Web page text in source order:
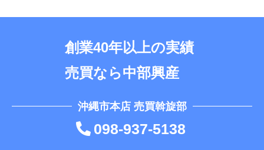
創業40年以上の実績
売買なら中部興産
沖縄市本店 売買斡旋部
098-937-5138